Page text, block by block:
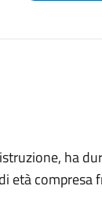
ha
età compresa